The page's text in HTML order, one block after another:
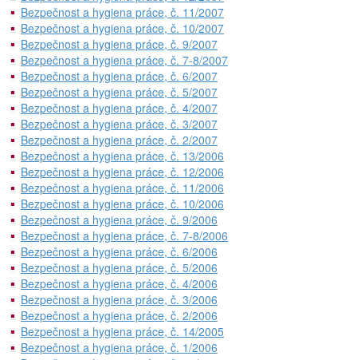
Bezpečnost a hygiena práce, č. 11/2007
Bezpečnost a hygiena práce, č. 10/2007
Bezpečnost a hygiena práce, č. 9/2007
Bezpečnost a hygiena práce, č. 7-8/2007
Bezpečnost a hygiena práce, č. 6/2007
Bezpečnost a hygiena práce, č. 5/2007
Bezpečnost a hygiena práce, č. 4/2007
Bezpečnost a hygiena práce, č. 3/2007
Bezpečnost a hygiena práce, č. 2/2007
Bezpečnost a hygiena práce, č. 13/2006
Bezpečnost a hygiena práce, č. 12/2006
Bezpečnost a hygiena práce, č. 11/2006
Bezpečnost a hygiena práce, č. 10/2006
Bezpečnost a hygiena práce, č. 9/2006
Bezpečnost a hygiena práce, č. 7-8/2006
Bezpečnost a hygiena práce, č. 6/2006
Bezpečnost a hygiena práce, č. 5/2006
Bezpečnost a hygiena práce, č. 4/2006
Bezpečnost a hygiena práce, č. 3/2006
Bezpečnost a hygiena práce, č. 2/2006
Bezpečnost a hygiena práce, č. 14/2005
Bezpečnost a hygiena práce, č. 1/2006